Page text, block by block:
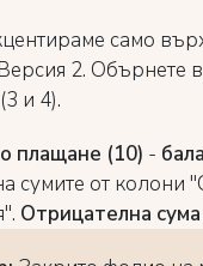
само
2. Обърнете
и 4).
плащане (10) -
сумите от
Отрицателна